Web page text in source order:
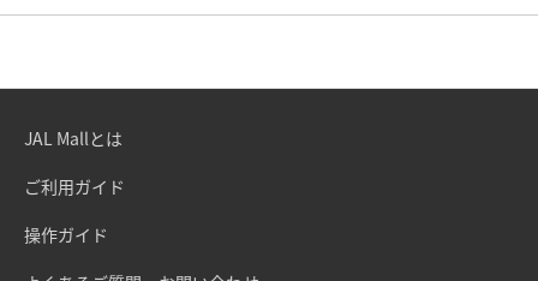
JAL Mallとは
ご利用ガイド
操作ガイド